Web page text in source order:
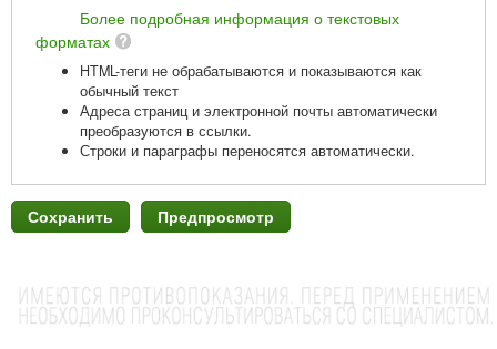
Более подробная информация о текстовых
форматах
HTML-теги не обрабатываются и показываются как
обычный текст
Адреса страниц и электронной почты автоматически
преобразуются в ссылки.
Строки и параграфы переносятся автоматически.